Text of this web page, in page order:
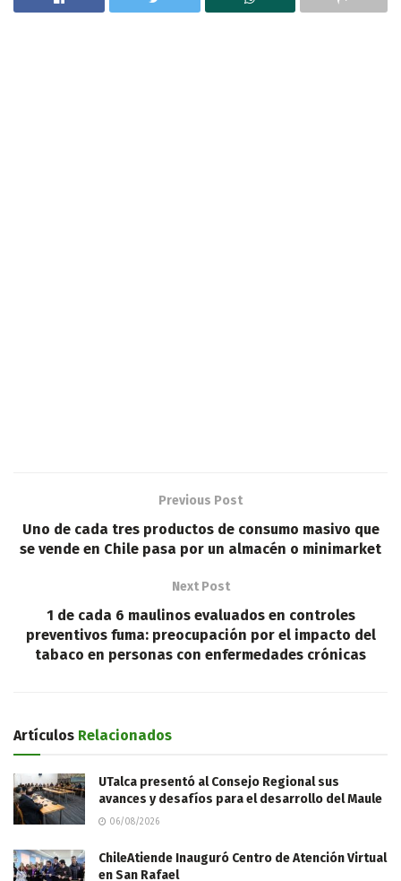
Previous Post
Uno de cada tres productos de consumo masivo que
se vende en Chile pasa por un almacén o minimarket
Next Post
1 de cada 6 maulinos evaluados en controles
preventivos fuma: preocupación por el impacto del
tabaco en personas con enfermedades crónicas
Artículos Relacionados
UTalca presentó al Consejo Regional sus
avances y desafíos para el desarrollo del Maule
06/08/2026
ChileAtiende Inauguró Centro de Atención Virtual
en San Rafael